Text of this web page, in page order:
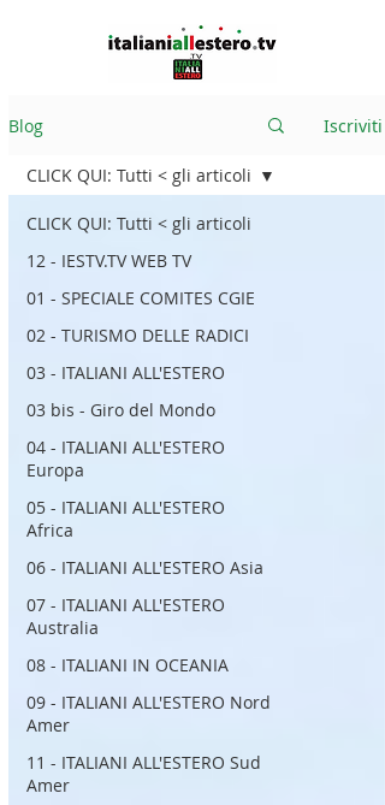
Blog Iscriviti
CLICK QUI: Tutti < gli articoli
12 - IESTV.TV WEB TV
01 - SPECIALE COMITES CGIE
02 - TURISMO DELLE RADICI
03 - ITALIANI ALL'ESTERO
03 bis - Giro del Mondo
04 - ITALIANI ALL'ESTERO
Europa
05 - ITALIANI ALL'ESTERO
Africa
06 - ITALIANI ALL'ESTERO Asia
07 - ITALIANI ALL'ESTERO
Australia
08 - ITALIANI IN OCEANIA
09 - ITALIANI ALL'ESTERO Nord
Amer
11 - ITALIANI ALL'ESTERO Sud
Amer
CLICK QUI: Tutti < gli articoli